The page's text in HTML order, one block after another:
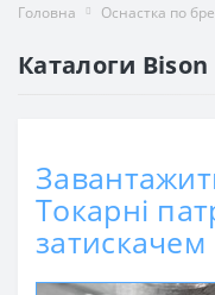
Головна Оснастка по
Каталоги Bison
Токарні
затискачем